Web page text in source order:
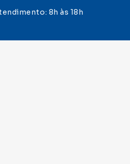
8h às 18h